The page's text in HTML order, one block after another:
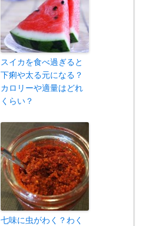
スイカを食べ過ぎると
下痢や太る元になる？
カロリーや適量はどれ
くらい？
七味に虫がわく？わく